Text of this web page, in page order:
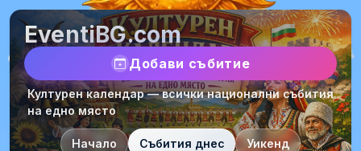
EventiBG.com
Добави събитие
Културен календар — всички национални събития
на едно място
Начало Събития днес Уикенд